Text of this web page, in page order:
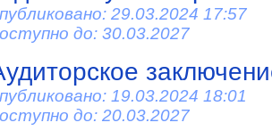
29.03.2024 17:57
до: 30.03.2027
19.03.2024 18:01
до: 20.03.2027